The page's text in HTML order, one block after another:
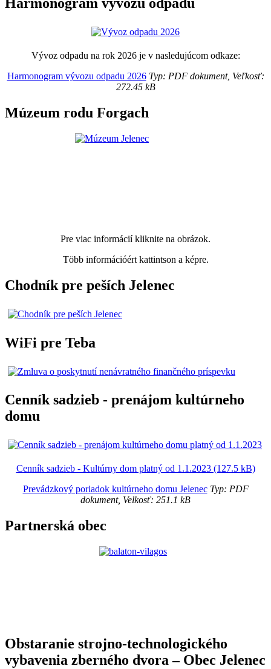
Harmonogram vývozu odpadu
Vývoz odpadu na rok 2026 je v nasledujúcom odkaze:
Harmonogram vývozu odpadu 2026Typ: PDF dokument, Veľkosť:
272.45 kB
Múzeum rodu Forgach
Pre viac informácií kliknite na obrázok.
Több információért kattintson a képre.
Chodník pre peších Jelenec
WiFi pre Teba
Cenník sadzieb - prenájom kultúrneho
domu
Cenník sadzieb - Kultúrny dom platný od 1.1.2023 (127.5 kB)
Prevádzkový poriadok kultúrneho domu JelenecTyp: PDF
dokument, Velkosť: 251.1 kB
Partnerská obec
Obstaranie strojno-technologického
vybavenia zberného dvora – Obec Jelenec